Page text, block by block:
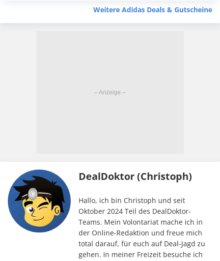
Weitere Adidas Deals & Gutscheine
DealDoktor (Christoph)
Hallo, ich bin Christoph und seit
Oktober 2024 Teil des DealDoktor-
Teams. Mein Volontariat mache ich in
der Online-Redaktion und freue mich
total darauf, für euch auf Deal-Jagd zu
gehen. In meiner Freizeit besuche ich